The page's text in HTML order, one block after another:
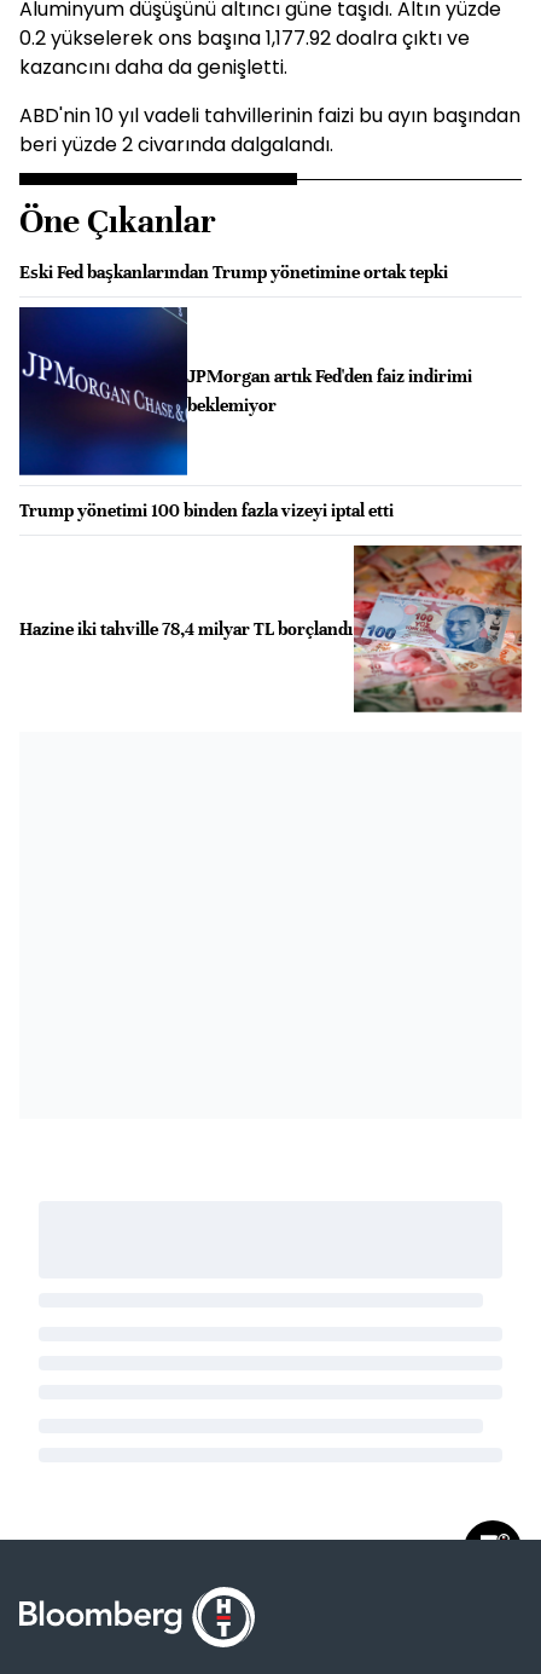
Aluminyum düşüşünü altıncı güne taşıdı. Altın yüzde
0.2 yükselerek ons başına 1,177.92 doalra çıktı ve
kazancını daha da genişletti.
ABD'nin 10 yıl vadeli tahvillerinin faizi bu ayın başından
beri yüzde 2 civarında dalgalandı.
Öne Çıkanlar
Eski Fed başkanlarından Trump yönetimine ortak tepki
JPMorgan artık Fed'den faiz indirimi
beklemiyor
Trump yönetimi 100 binden fazla vizeyi iptal etti
Hazine iki tahville 78,4 milyar TL borçlandı